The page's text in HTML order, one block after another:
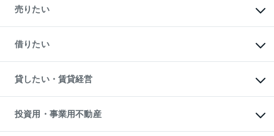
新築・分譲マンションの購入
中古マンションの購入
一戸建ての購入
中古一戸建ての購入
不動産購入の流れ
注目キーワード物件特集
購入ガイド
English 繁体中文簡体中文
売りたい
一戸建ての売却・査定
土地の売却・査定
スピードAI査定
不動産査定について
不動産売却の流れ
不動産買換えの流れ
売却ガイド
借りたい
オフィス・店舗の賃貸
借りるときの流れ
借りるガイド
貸したい・賃貸経営
マンション賃料データ
賃貸管理プラン
リロケーションについて
投資用・事業用不動産